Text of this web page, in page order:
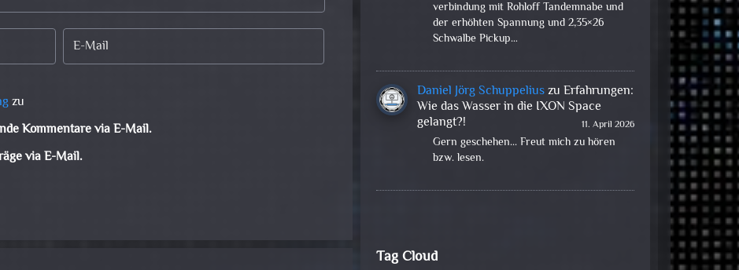
zu
Kommentare via E-Mail.
via E-Mail.
verbindung mit Rohloff Tandemnabe und
der erhöhten Spannung und 2,35×26
Schwalbe Pickup…
Daniel Jörg SchuppeliuszuErfahrungen:
Wie das Wasser in die IXON Space
gelangt?!
11. April 2026
Gern geschehen... Freut mich zu hören
bzw. lesen.
Tag Cloud